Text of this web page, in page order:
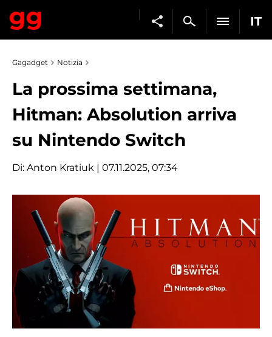
IT
Gagadget Notizia
La prossima settimana,
Hitman: Absolution arriva
su Nintendo Switch
Di: Anton Kratiuk | 07.11.2025, 07:34